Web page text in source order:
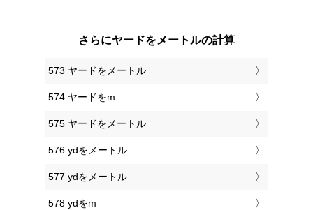
さらにヤードをメートルの計算
573 ヤードをメートル
574 ヤードをm
575 ヤードをメートル
576 ydをメートル
577 ydをメートル
578 ydをm